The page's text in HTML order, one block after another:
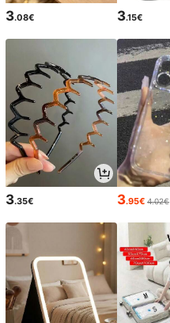
3.08€ 3.15€
3.35€ 3.95€ 4.02€